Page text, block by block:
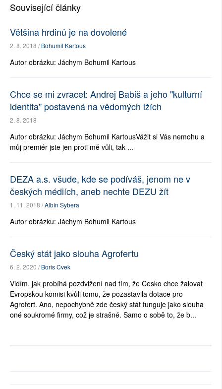
Související články
Většina hrdinů je na dovolené
2. 8. 2018 /Bohumil Kartous
Autor obrázku: Jáchym Bohumil Kartous
Chce se mi zvracet: Andrej Babiš a jeho "kulturní
identita" postavená na vědomých lžích
2. 8. 2018
Autor obrázku: Jáchym Bohumil KartousVážit si Vás nemohu a
můj premiér jste jen proti mě vůli, tak ...
DEZA a.s. všude, kde se podíváš, jenom ne v
českých médiích, aneb nechte DEZU žít
1. 11. 2018 /Albín Sybera
Autor obrázku: Jáchym Bohumil Kartous
Český stát jako slouha Agrofertu
6. 2. 2020 /Boris Cvek
Vidím, jak probíhá pozdvižení nad tím, že Česko chce žalovat
Evropskou komisi kvůli tomu, že pozastavila dotace pro
Agrofert. Ano, nepochybně zde český stát funguje jako slouha
oné soukromé firmy, což je strašné. Samo o sobě to, že b...